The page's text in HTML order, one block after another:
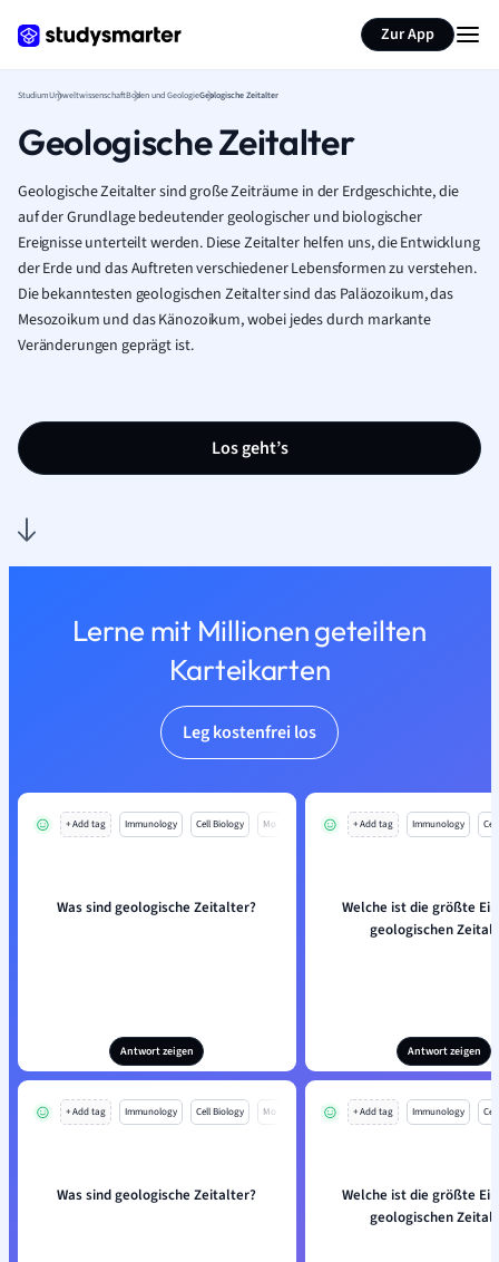
Zur App
StudiumUmweltwissenschaftBoden und GeologieGeologische Zeitalter
Geologische Zeitalter
Geologische Zeitalter sind große Zeiträume in der Erdgeschichte, die
auf der Grundlage bedeutender geologischer und biologischer
Ereignisse unterteilt werden. Diese Zeitalter helfen uns, die Entwicklung
der Erde und das Auftreten verschiedener Lebensformen zu verstehen.
Die bekanntesten geologischen Zeitalter sind das Paläozoikum, das
Mesozoikum und das Känozoikum, wobei jedes durch markante
Veränderungen geprägt ist.
Los geht’s
Lerne mit Millionen geteilten
Karteikarten
Leg kostenfrei los
+ Add tag Immunology Cell Biology Mo
Was sind geologische Zeitalter?
Antwort zeigen
+ Add tag Immunology
Welche ist die größte
geologischen
Antwort zeigen
+ Add tag Immunology Cell Biology Mo
Was sind geologische Zeitalter?
+ Add tag Immunology
Welche ist die größte
geologischen